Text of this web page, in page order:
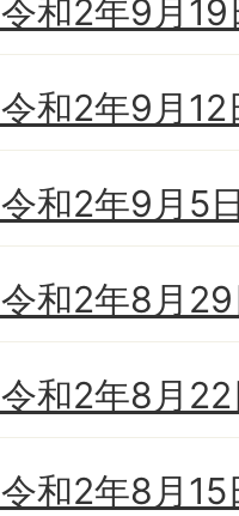
和2年9月
和2年9月
和2年9月5
和2年8月
和2年8月
和2年8月